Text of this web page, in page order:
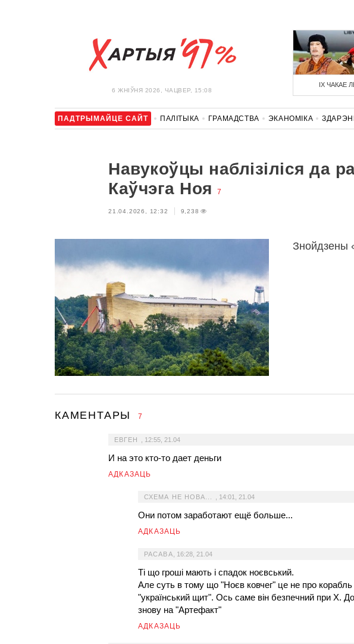
6 ЖНIЎНЯ 2026, ЧАЦВЕР, 15:08
ІХ ЧАКАЕ
ПАДТРЫМАЙЦЕ САЙТ ПАЛІТЫКА ГРАМАДСТВА ЭКАНОМІКА
Навукоўцы наблізіліся да
Каўчэга Ноя
7
21.04.2026, 12:32 9,238
Знойдзены
КАМЕНТАРЫ 7
ЕВГЕН 12:55, 21.04
И на это кто-то дает деньги
АДКАЗАЦЬ
СХЕМА НЕ НОВА... 14:01, 21.04
Они потом заработают ещё больше...
АДКАЗАЦЬ
РАСАВА 16:28, 21.04
Ті що гроші мають і спадок ноєвський.
Але суть в тому що "Ноєв ковчег" це не про
"український щит". Ось саме він безпечний при Х.
знову на "Артефакт"
АДКАЗАЦЬ